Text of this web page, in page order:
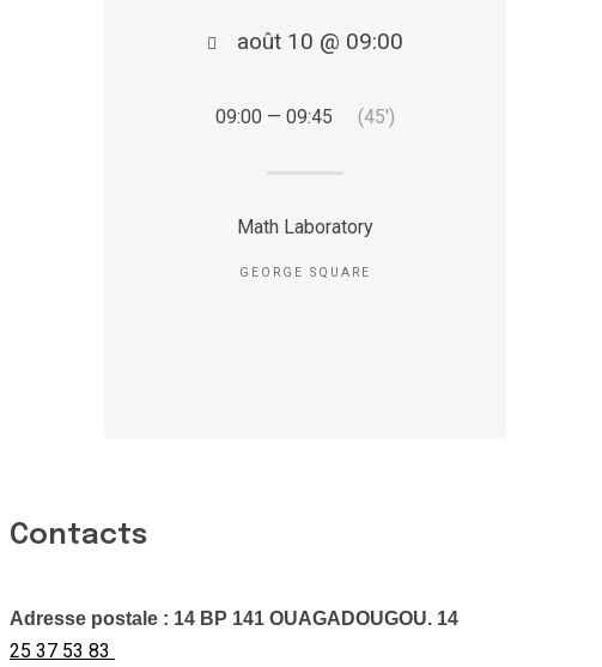
août 10 @ 09:00
09:00 — 09:45 (45′)
Math Laboratory
GEORGE SQUARE
Contacts
Adresse postale : 14 BP 141 OUAGADOUGOU. 14
25 37 53 83